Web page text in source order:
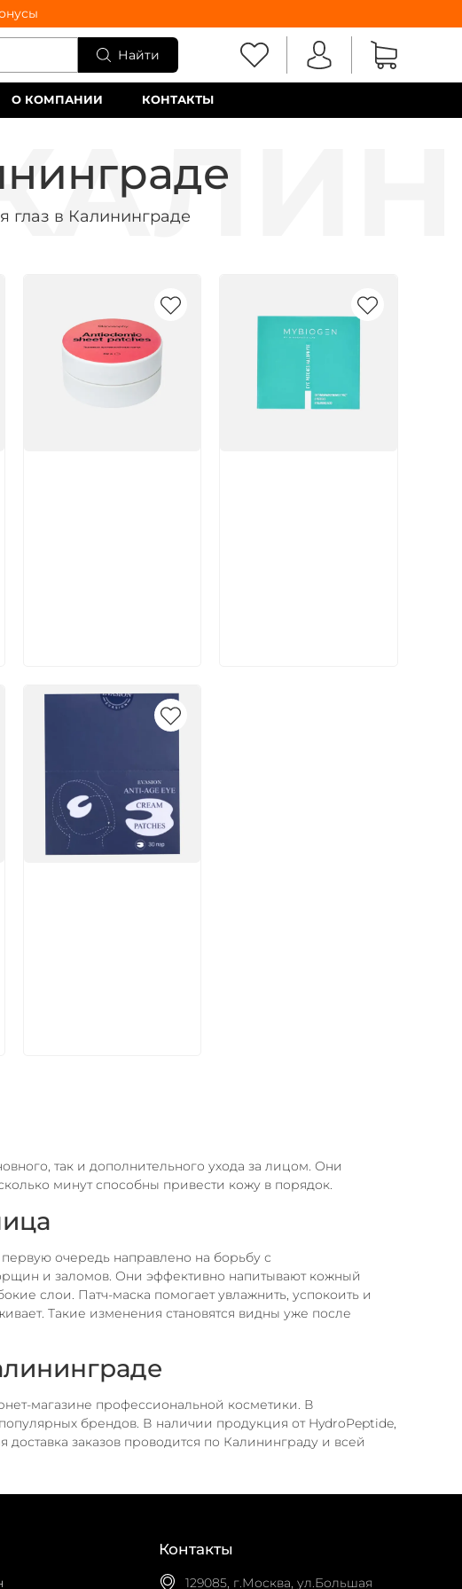
Найти
О КОМПАНИИ КОНТАКТЫ
глаз в Калининграде
так и дополнительного ухода за лицом. Они
минут способны привести кожу в порядок.
очередь направлено на борьбу с
и заломов. Они эффективно напитывают кожный
слои. Патч-маска помогает увлажнить, успокоить и
Такие изменения становятся видны уже после
магазине профессиональной косметики. В
брендов. В наличии продукция от HydroPeptide,
заказов проводится по Калининграду и всей
Контакты
129085, г.Москва, ул.Большая